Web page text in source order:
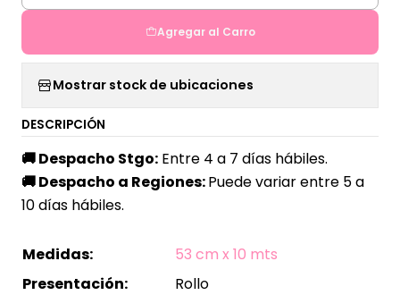
Agregar al Carro
Mostrar stock de ubicaciones
DESCRIPCIÓN
🚚Despacho Stgo: Entre 4 a 7 días hábiles.
🚚Despacho a Regiones:Puede variar entre 5 a
10 días hábiles.
Medidas:
53 cm x 10 mts
Presentación:
Rollo